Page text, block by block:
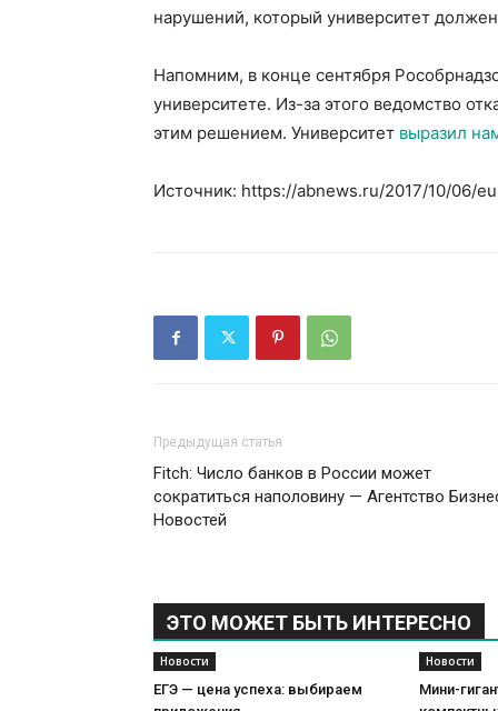
нарушений, который университет должен
Напомним, в конце сентября
университете. Из-за этого ведомство
этим решением. Университет выразил
Источник: https://abnews.ru/2017/10/06/
Предыдущая статья
Fitch: Число банков в России может
сократиться наполовину — Агентство
Новостей
ЭТО МОЖЕТ БЫТЬ ИНТЕРЕСНО
Новости
ЕГЭ — цена успеха: выбираем
Новости
Мини-